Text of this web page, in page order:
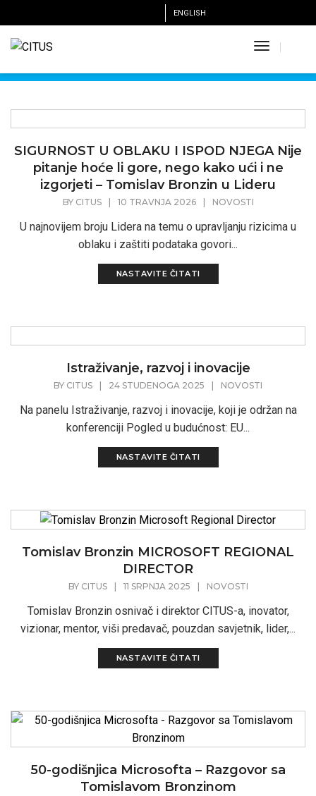
ENGLISH
Toggle
Novosti
SIGURNOST U OBLAKU I ISPOD NJEGA Nije
pitanje hoće li gore, nego kako ući i ne
izgorjeti – Tomislav Bronzin u Lideru
BY CITUS 10 TRAVNJA 2026 NOVOSTI
U najnovijem broju Lidera na temu o upravljanju rizicima u
oblaku i zaštiti podataka govori...
NASTAVITE ČITATI
Istraživanje, razvoj i inovacije
BY CITUS 24 STUDENOGA 2025 NOVOSTI
Na panelu Istraživanje, razvoj i inovacije, koji je održan na
konferenciji Pogled u budućnost: EU...
NASTAVITE ČITATI
Tomislav Bronzin MICROSOFT REGIONAL
DIRECTOR
BY CITUS 11 SRPNJA 2025 NOVOSTI
Tomislav Bronzin osnivač i direktor CITUS-a, inovator,
vizionar, mentor, viši predavač, pouzdan savjetnik, lider,...
NASTAVITE ČITATI
50-godišnjica Microsofta – Razgovor sa
Tomislavom Bronzinom